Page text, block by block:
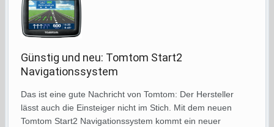
Günstig und neu: Tomtom Start2
Navigationssystem
Das ist eine gute Nachricht von Tomtom: Der Hersteller
lässt auch die Einsteiger nicht im Stich. Mit dem neuen
Tomtom Start2 Navigationssystem kommt ein neuer